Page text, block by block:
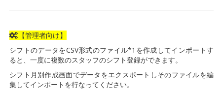
【管理者向け】
シフトのデータをCSV形式のファイル*1を作成してインポートす
ると、一度に複数のスタッフのシフト登録ができます。
シフト月別作成画面でデータをエクスポートしそのファイルを編
集してインポートを行なってください。